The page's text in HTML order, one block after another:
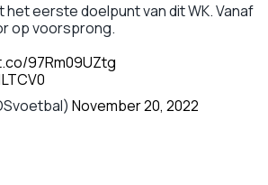
het eerste doelpunt van dit WK. Vanaf
op voorsprong.
97Rm09UZtg
November 20, 2022